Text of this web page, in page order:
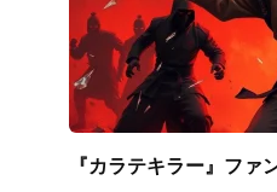
『カラテキラー』ファ